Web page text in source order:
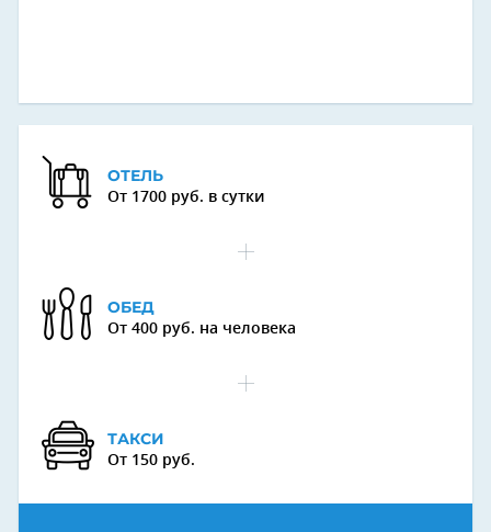
ОТЕЛЬ
От 1700 руб. в сутки
ОБЕД
От 400 руб. на человека
ТАКСИ
От 150 руб.